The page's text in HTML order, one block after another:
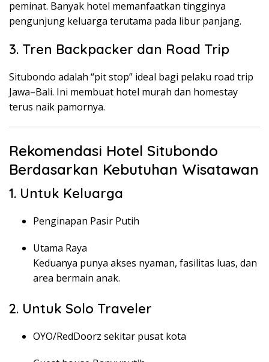
peminat. Banyak hotel memanfaatkan tingginya
pengunjung keluarga terutama pada libur panjang.
3. Tren Backpacker dan Road Trip
Situbondo adalah “pit stop” ideal bagi pelaku road trip
Jawa–Bali. Ini membuat hotel murah dan homestay
terus naik pamornya.
Rekomendasi Hotel Situbondo
Berdasarkan Kebutuhan Wisatawan
1. Untuk Keluarga
Penginapan Pasir Putih
Utama Raya
Keduanya punya akses nyaman, fasilitas luas, dan
area bermain anak.
2. Untuk Solo Traveler
OYO/RedDoorz sekitar pusat kota